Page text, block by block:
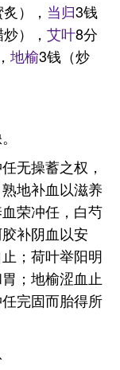
）， 当归3钱
）， 艾叶8分
地榆3钱（炒
无操蓄之权，
地补血以滋养
荣冲任，白芍
补阴血以安
；荷叶举阳明
；地榆涩血止
完固而胎得所